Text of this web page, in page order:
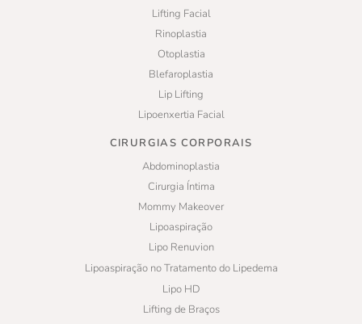
Lifting Facial
Rinoplastia
Otoplastia
Blefaroplastia
Lip Lifting
Lipoenxertia Facial
CIRURGIAS CORPORAIS
Abdominoplastia
Cirurgia Íntima
Mommy Makeover
Lipoaspiração
Lipo Renuvion
Lipoaspiração no Tratamento do Lipedema
Lipo HD
Lifting de Braços